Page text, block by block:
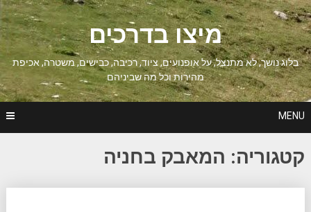
Skip
to
content
מיצו בדרכים
בלוג נושך, לא מתנצל, על אופנועים, ציוד, רכיבה, כבישים, משטרה, אכיפת
מהירות וכל מה שביניהם
MENU
קטגוריה: המאבק בחניה